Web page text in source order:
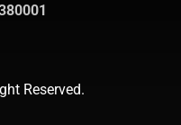
Reserved.